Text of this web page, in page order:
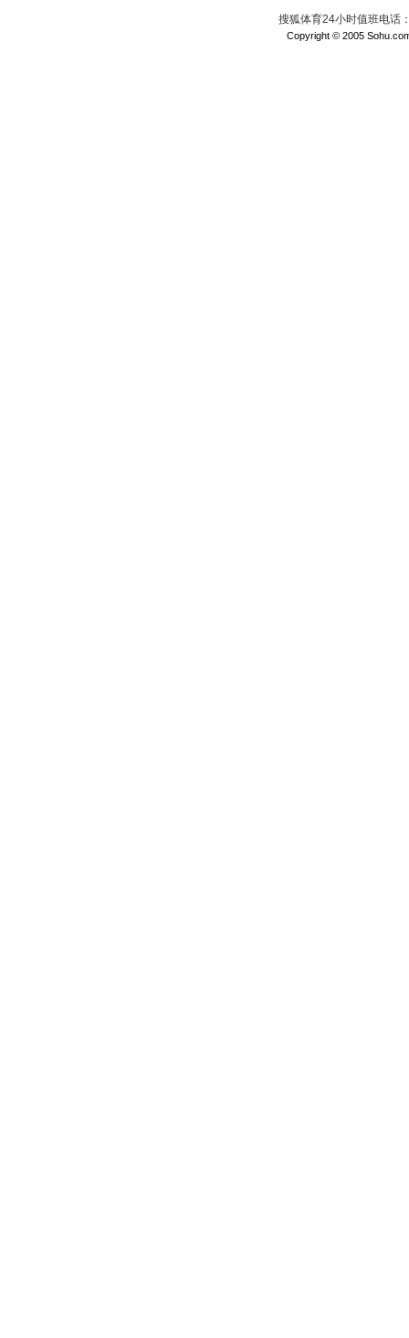
搜狐体育24小时值班电话
Copyright © 2005